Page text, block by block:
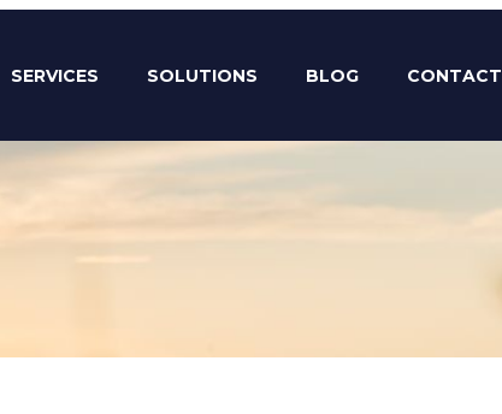
SERVICES SOLUTIONS BLOG CONTACT